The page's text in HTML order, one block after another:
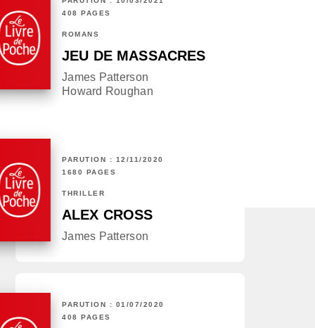
408 PAGES
ROMANS
JEU DE MASSACRES
James Patterson
Howard Roughan
PARUTION : 12/11/2020
1680 PAGES
THRILLER
ALEX CROSS
James Patterson
PARUTION : 01/07/2020
408 PAGES